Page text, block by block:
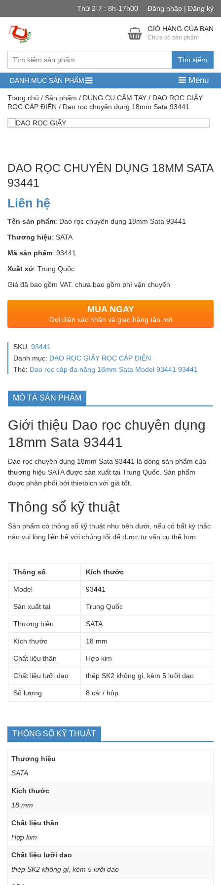
Thứ 2-7 : 8h-17h00 Đăng nhập | Đăng ký
Tìm kiếm
GIỎ HÀNG CỦA BẠN
Chưa có sản phẩm
DANH MỤC SẢN PHẨM Menu
Trang chủ / Sản phẩm / DỤNG CỤ CẦM TAY / DAO RỌC GIẤY
RỌC CÁP ĐIỆN / Dao rọc chuyên dụng 18mm Sata 93441
DAO RỌC CHUYÊN DỤNG 18MM SATA
93441
Liên hệ
Tên sản phẩm: Dao rọc chuyên dụng 18mm Sata 93441
Thương hiệu: SATA
Mã sản phẩm: 93441
Xuất xứ: Trung Quốc
Giá đã bao gồm VAT. chưa bao gồm phí vận chuyển
MUA NGAY
Gọi điện xác nhận và giao hàng tận nơi
SKU: 93441
Danh mục: DAO RỌC GIẤY RỌC CÁP ĐIỆN
Thẻ: Dao rọc cáp đa năng 18mm Sata Model 93441 93441
MÔ TẢ SẢN PHẨM
Giới thiệu Dao rọc chuyên dụng
18mm Sata 93441
Dao rọc chuyên dụng 18mm Sata 93441 là dòng sản phẩm của
thương hiệu SATA được sản xuất tại Trung Quốc. Sản phẩm
được phân phối bởi thietbicn với giá tốt.
Thông số kỹ thuật
Sản phẩm có thông số kỹ thuật như bên dưới, nếu có bất kỳ thắc
nào vui lòng liên hệ với chúng tôi để được tư vấn cụ thể hơn
Thông số Kích thước
Model 93441
Sản xuất tại Trung Quốc
Thương hiệu SATA
Kích thước 18 mm
Chất liệu thân Hợp kim
Chất liệu lưỡi dao thép SK2 không gỉ, kèm 5 lưỡi dao
Số lượng 8 cái / hộp
THÔNG SỐ KỸ THUẬT
Thương hiệu
SATA
Kích thước
18 mm
Chất liệu thân
Hợp kim
Chất liệu lưỡi dao
thép SK2 không gỉ, kèm 5 lưỡi dao